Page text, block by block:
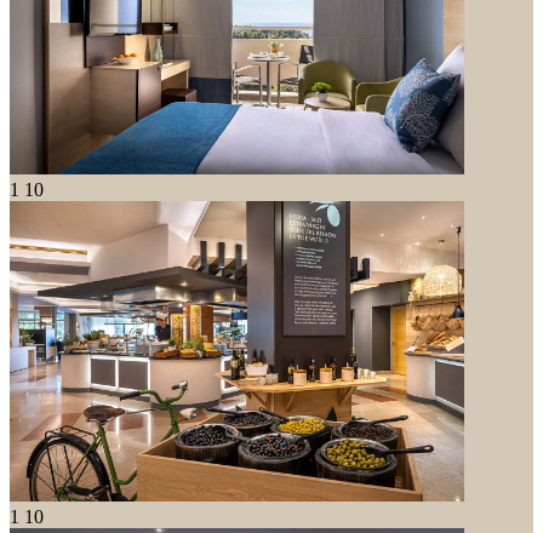
1 10
1 10